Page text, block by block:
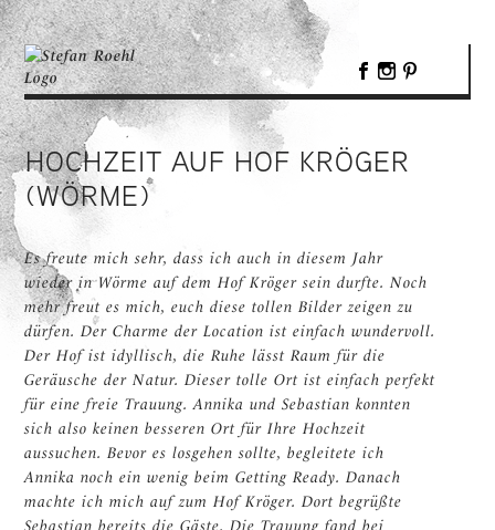
HOCHZEIT AUF HOF KRÖGER
(WÖRME)
Es freute mich sehr, dass ich auch in diesem Jahr
wieder in Wörme auf dem Hof Kröger sein durfte. Noch
mehr freut es mich, euch diese tollen Bilder zeigen zu
dürfen. Der Charme der Location ist einfach wundervoll.
Der Hof ist idyllisch, die Ruhe lässt Raum für die
Geräusche der Natur. Dieser tolle Ort ist einfach perfekt
für eine freie Trauung. Annika und Sebastian konnten
sich also keinen besseren Ort für Ihre Hochzeit
aussuchen. Bevor es losgehen sollte, begleitete ich
Annika noch ein wenig beim Getting Ready. Danach
machte ich mich auf zum Hof Kröger. Dort begrüßte
Sebastian bereits die Gäste. Die Trauung fand bei